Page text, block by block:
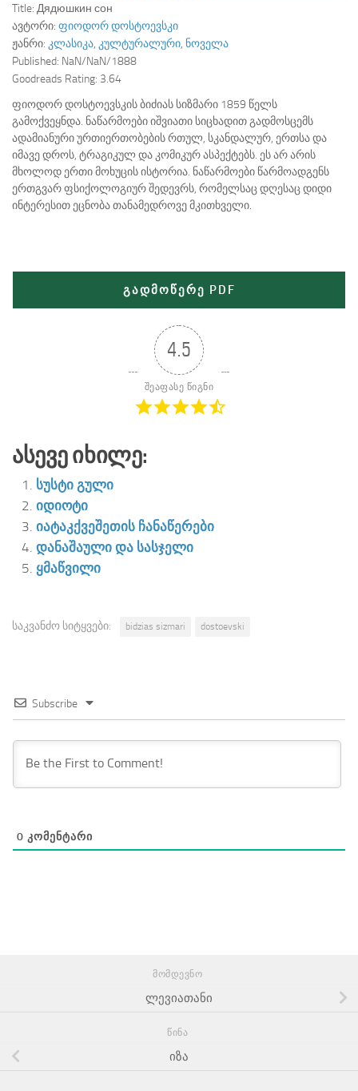
Title: Дядюшкин сон
ავტორი: ფიოდორ დოსტოევსკი
ჟანრი: კლასიკა, კულტურალური, ნოველა
Published: NaN/NaN/1888
Goodreads Rating: 3.64
ფიოდორ დოსტოევსკის ბიძიას სიზმარი 1859 წელს
გამოქვეყნდა. ნაწარმოები იშვიათი სიცხადით გადმოსცემს
ადამიანური ურთიერთობების რთულ, სკანდალურ, ერთსა და
იმავე დროს, ტრაგიკულ და კომიკურ ასპექტებს. ეს არ არის
მხოლოდ ერთი მოხუცის ისტორია. ნაწარმოები წარმოადგენს
ერთგვარ ფსიქოლოგიურ შედევრს, რომელსაც დღესაც დიდი
ინტერესით ეცნობა თანამედროვე მკითხველი.
გადმოწერე PDF
4.5
შეაფასე წიგნი
Ასევე Იხილე:
სუსტი გული
იდიოტი
იატაკქვეშეთის ჩანაწერები
დანაშაული და სასჯელი
ყმაწვილი
საკვანძო სიტყვები: bidzias sizmari dostoevski
Subscribe
0 ᲙᲝᲛᲔᲜᲢᲐᲠᲘ
ᲛᲝᲛᲓᲔᲕᲜᲝ
ლევიათანი
ᲬᲘᲜᲐ
იზა